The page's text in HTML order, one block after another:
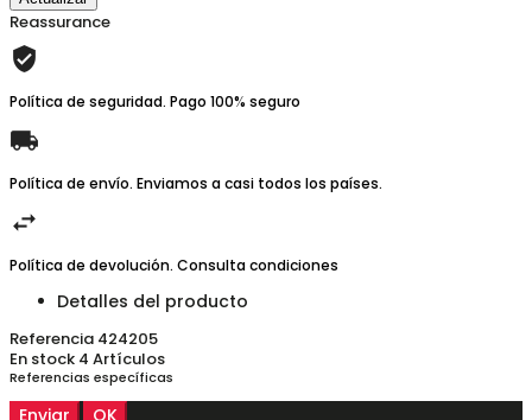
Reassurance
Política de seguridad. Pago 100% seguro
Política de envío. Enviamos a casi todos los países.
Política de devolución. Consulta condiciones
Detalles del producto
Referencia 424205
En stock 4 Artículos
Referencias específicas